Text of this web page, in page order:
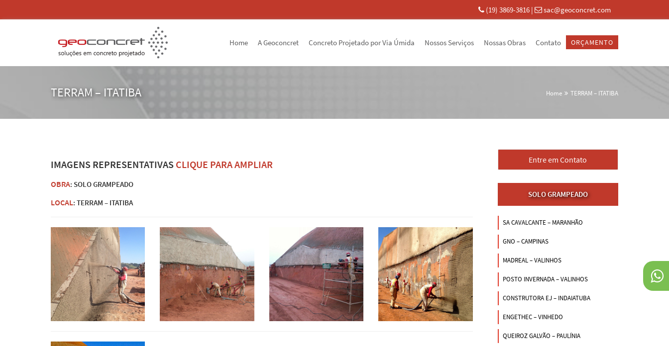
(19) 3869-3816 | sac@geoconcret.com
Home A Geoconcret Concreto Projetado por Via Úmida Nossos Serviços Nossas Obras Contato ORÇAMENTO
TERRAM – ITATIBA Home TERRAM – ITATIBA
IMAGENS REPRESENTATIVAS CLIQUE PARA AMPLIAR
OBRA: SOLO GRAMPEADO
LOCAL: TERRAM – ITATIBA
Entre em Contato
SOLO GRAMPEADO
SA CAVALCANTE – MARANHÃO
GNO – CAMPINAS
MADREAL – VALINHOS
POSTO INVERNADA – VALINHOS
CONSTRUTORA EJ – INDAIATUBA
ENGETHEC – VINHEDO
QUEIROZ GALVÃO – PAULÍNIA